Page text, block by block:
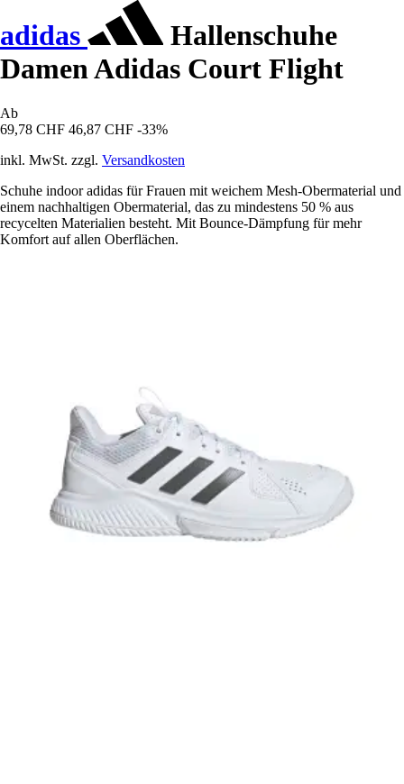
adidas
Hallenschuhe
Damen Adidas Court Flight
Ab
69,78 CHF 46,87 CHF -33%
inkl. MwSt. zzgl. Versandkosten
Schuhe indoor adidas für Frauen mit weichem Mesh-Obermaterial und
einem nachhaltigen Obermaterial, das zu mindestens 50 % aus
recycelten Materialien besteht. Mit Bounce-Dämpfung für mehr
Komfort auf allen Oberflächen.